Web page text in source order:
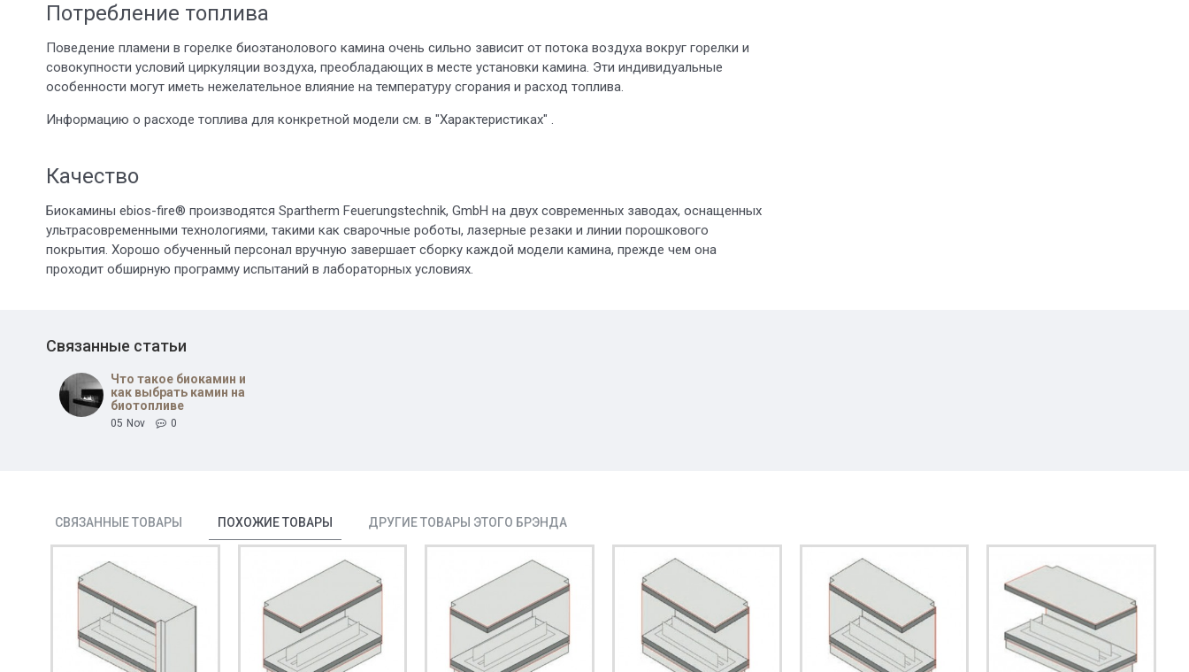
Потребление топлива
Поведение пламени в горелке биоэтанолового камина очень сильно зависит от потока воздуха вокруг горелки и
совокупности условий циркуляции воздуха, преобладающих в месте установки камина. Эти индивидуальные
особенности могут иметь нежелательное влияние на температуру сгорания и расход топлива.
Информацию о расходе топлива для конкретной модели см. в "Характеристиках" .
Качество
Биокамины ebios-fire® производятся Spartherm Feuerungstechnik, GmbH на двух современных заводах, оснащенных
ультрасовременными технологиями, такими как сварочные роботы, лазерные резаки и линии порошкового
покрытия. Хорошо обученный персонал вручную завершает сборку каждой модели камина, прежде чем она
проходит обширную программу испытаний в лабораторных условиях.
Связанные статьи
Что такое биокамин и
как выбрать камин на
биотопливе
05 Nov 0
СВЯЗАННЫЕ ТОВАРЫ ПОХОЖИЕ ТОВАРЫ ДРУГИЕ ТОВАРЫ ЭТОГО БРЭНДА